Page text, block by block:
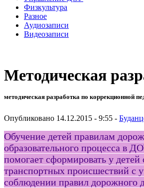
Физкультура
Разное
Аудиозаписи
Видеозаписи
Методическая
методическая разработка по коррекционной
Опубликовано 14.12.2015 - 9:55 -
Обучение детей правилам
образовательного процесса в
помогает сформировать у
транспортных происшествий с
соблюдении правил дорожного